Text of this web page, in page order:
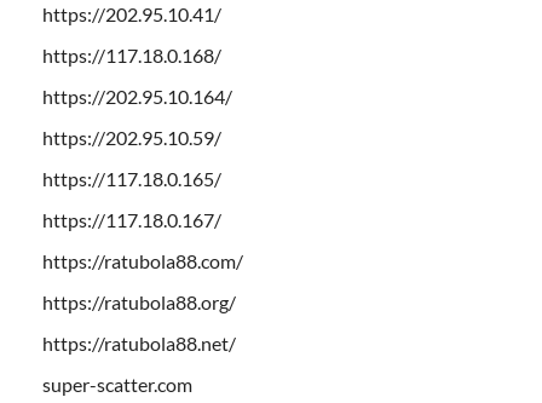
https://202.95.10.41/
https://117.18.0.168/
https://202.95.10.164/
https://202.95.10.59/
https://117.18.0.165/
https://117.18.0.167/
https://ratubola88.com/
https://ratubola88.org/
https://ratubola88.net/
super-scatter.com